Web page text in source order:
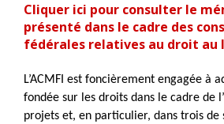
Cliquer ici pour consulter le
présenté dans le cadre des
fédérales relatives au droit au
L’ACMFI est foncièrement engagée à
fondée sur les droits dans le cadre de
projets et, en particulier, dans trois de